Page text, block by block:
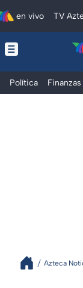
en vivo TV
Política Finanzas
Azteca